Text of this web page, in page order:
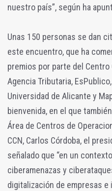
nuestro país”, según ha
Unas 150 personas se dan
este encuentro, que ha
premios por parte del
Agencia Tributaria,
Universidad de Alicante y
bienvenida, en el que
Área de Centros de
CCN, Carlos Córdoba, el
señalado que “en un
ciberamenazas y
digitalización de empresas